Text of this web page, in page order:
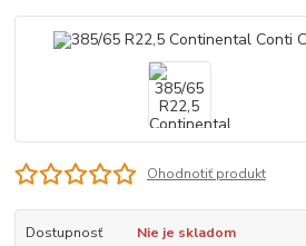
Ohodnotiť produkt
Dostupnosť Nie je skladom